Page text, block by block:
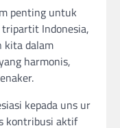
penting untuk
Indonesia,
kita dalam
harmonis,
kepada uns ur
kontribusi aktif